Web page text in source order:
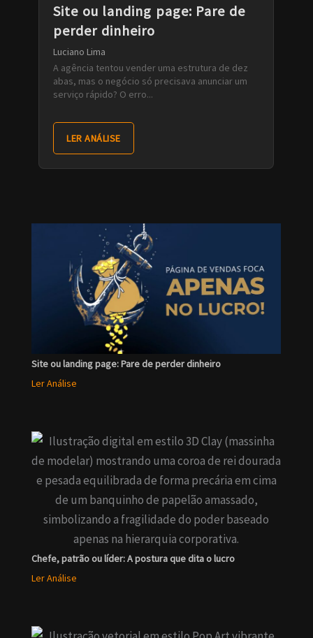
Site ou landing page: Pare de
perder dinheiro
Luciano Lima
A agência tentou vender uma estrutura de dez
abas, mas o negócio só precisava anunciar um
serviço rápido? O erro...
LER ANÁLISE
Site ou landing page: Pare de perder dinheiro
Ler Análise
Chefe, patrão ou líder: A postura que dita o lucro
Ler Análise